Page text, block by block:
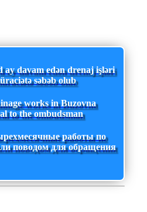
ay davam edən drenaj işləri
səbəb olub
works in Buzovna
to the ombudsman
работы по
поводом для обращения